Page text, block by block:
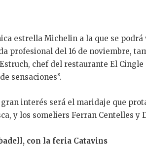
estrella Michelin a la que se
profesional del 16 de noviembre,
chef del restaurante El Cingle
sensaciones”.
interés será el maridaje que
y los someliers Ferran Centelles y
con la feria Catavins